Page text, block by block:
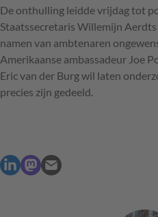
De onthulling leidde vrijdag tot
Staatssecretaris Willemijn
namen van ambtenaren
Amerikaanse ambassadeur Joe
Eric van der Burg wil laten
precies zijn gedeeld.